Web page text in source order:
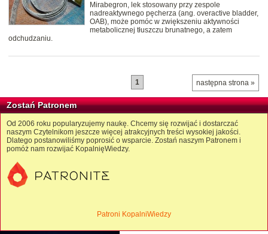
Mirabegron, lek stosowany przy zespole
nadreaktywnego pęcherza (ang. overactive bladder,
OAB), może pomóc w zwiększeniu aktywności
metabolicznej tłuszczu brunatnego, a zatem
odchudzaniu.
następna strona »
1
Zostań Patronem
Od 2006 roku popularyzujemy naukę. Chcemy się rozwijać i dostarczać
naszym Czytelnikom jeszcze więcej atrakcyjnych treści wysokiej jakości.
Dlatego postanowiliśmy poprosić o wsparcie. Zostań naszym Patronem i
pomóż nam rozwijać KopalnięWiedzy.
Patroni KopalniWiedzy